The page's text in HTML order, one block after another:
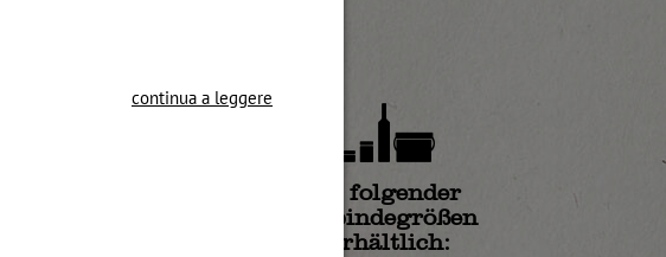
continua a leggere
In folgender
Gebindegrößen
erhältlich: